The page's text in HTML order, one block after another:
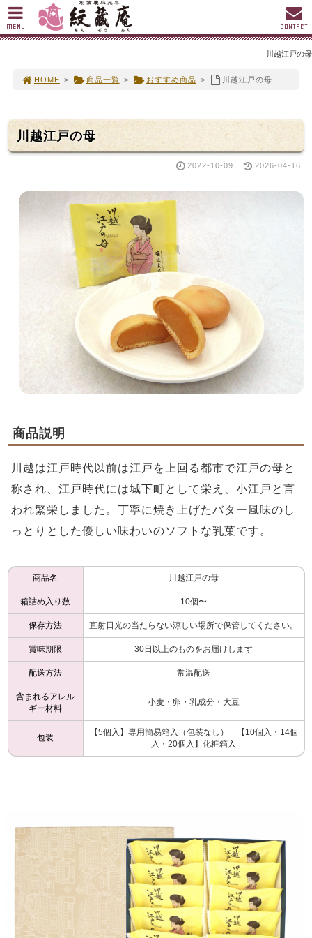
川越江戸の母
HOME > 商品一覧 > おすすめ商品 > 川越江戸の母
川越江戸の母
2022-10-09 2026-04-16
商品説明
川越は江戸時代以前は江戸を上回る都市で江戸の母と
称され、江戸時代には城下町として栄え、小江戸と言
われ繁栄しました。丁寧に焼き上げたバター風味のし
っとりとした優しい味わいのソフトな乳菓です。
商品名 川越江戸の母
箱詰め入り数 10個〜
保存方法 直射日光の当たらない涼しい場所で保管してください。
賞味期限 30日以上のものをお届けします
配送方法 常温配送
含まれるアレル
ギー材料
小麦・卵・乳成分・大豆
包装
【5個入】専用簡易箱入（包装なし） 【10個入・14個
入・20個入】化粧箱入
MENU CONTACT